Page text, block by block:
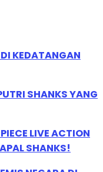
KEDATANGAN
SHANKS YANG
LIVE ACTION
SHANKS!